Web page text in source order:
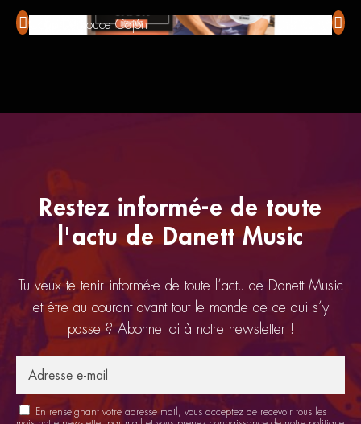
Coup De Pouce Cajón
Restez informé-e de toute
l'actu de Danett Music
Tu veux te tenir informé-e de toute l’actu de Danett Music
et être au courant avant tout le monde de ce qui s’y
passe ? Abonne toi à notre newsletter !
En renseignant votre adresse mail, vous acceptez de recevoir tous les